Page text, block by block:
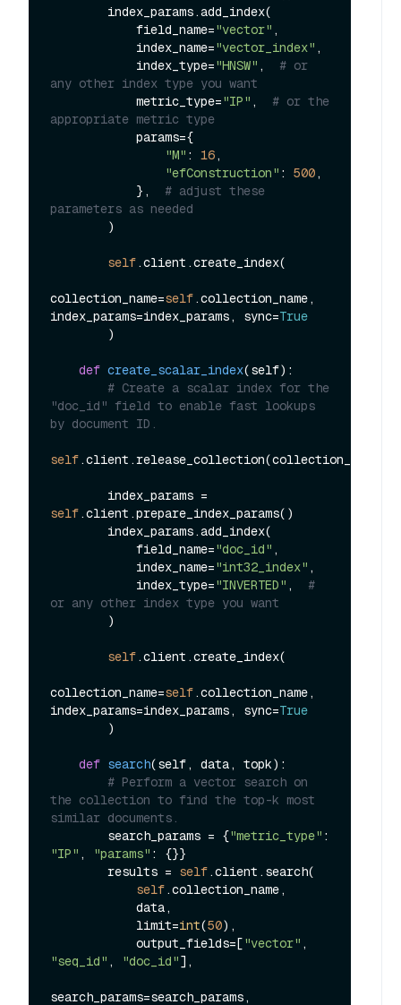
            field_name=
"vector" ,
            index_name=
"vector_index" ,
            index_type=
"HNSW" , # or
any other index type you want
            metric_type=
"IP" , # or the
appropriate metric type
"M" : 16,
"efConstruction" : 500,
            },
# adjust these
parameters as needed
self.client.create_index(
collection_name=self.collection_name,
index_params=index_params, sync=True
def create_scalar_index(self):
# Create a scalar index for the
"doc_id" field to enable fast lookups
by document ID.
self.client.release_collection(collection_name=
self.client.prepare_index_params()
            field_name=
"doc_id" ,
            index_name=
"int32_index" ,
            index_type=
"INVERTED" , #
or any other index type you want
self.client.create_index(
collection_name=self.collection_name,
index_params=index_params, sync=True
def search(self, data, topk):
# Perform a vector search on
the collection to find the top-k most
similar documents.
        search_params = {
"metric_type"
"IP" , "params" : {}}
        results =
self.client.search(
self.collection_name,
            limit=
int(50),
            output_fields=[
"vector"
"seq_id" , "doc_id"],
search_params=search_params,